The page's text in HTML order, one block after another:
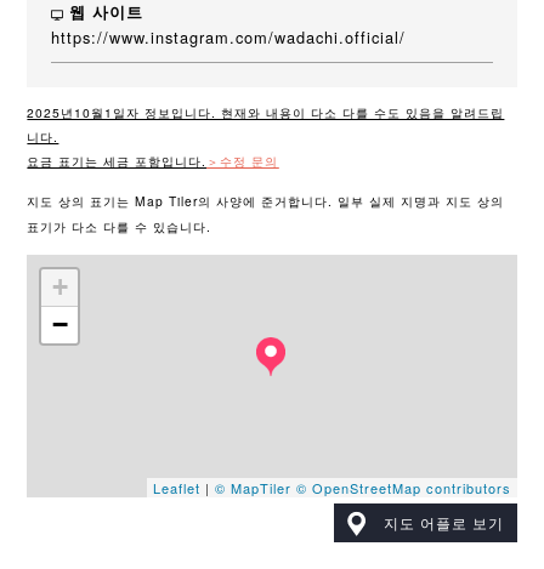
웹 사이트
https://www.instagram.com/wadachi.official/
2025년10월1일자 정보입니다. 현재와 내용이 다소 다를 수도 있음을 알려드립
니다.
요금 표기는 세금 포함입니다. ＞수정 문의
지도 상의 표기는 Map Tiler의 사양에 준거합니다. 일부 실제 지명과 지도 상의
표기가 다소 다를 수 있습니다.
+
−
Leaflet | © MapTiler © OpenStreetMap contributors
지도 어플로 보기